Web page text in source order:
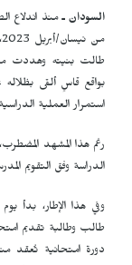
السودان ـمنذ اندلاع
طالت بنيته وهددت
بواقع قاسٍ ألقى
استمرار العملية
رغم هذا المشهد
الدراسة وفق التقويم
طالب وطالبة تقديم
دورة امتحانية تُعقد